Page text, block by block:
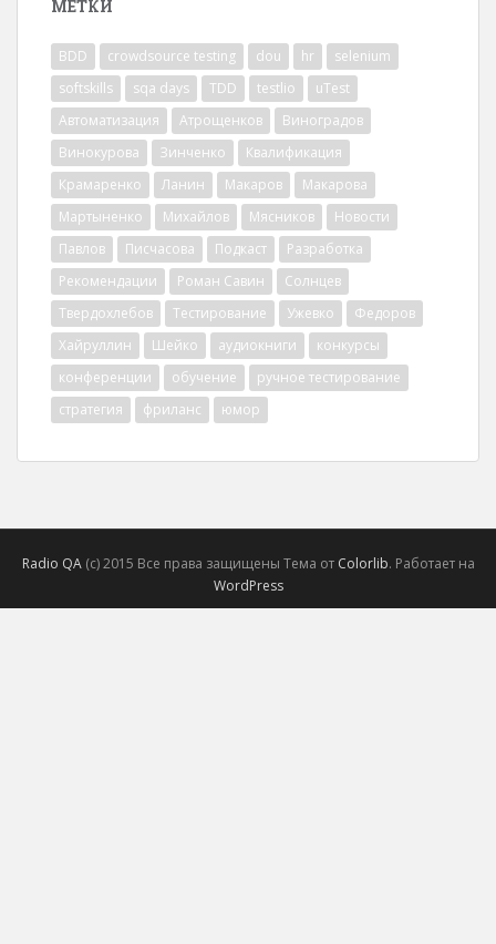
МЕТКИ
BDD crowdsource testing dou hr
selenium
softskills
sqa days TDD testlio
uTest
Автоматизация
Атрощенков
Виноградов
Винокурова
Зинченко
Квалификация
Крамаренко
Ланин Макаров
Макарова
Мартыненко
Михайлов Мясников
Новости
Павлов
Писчасова Подкаст
Разработка
Рекомендации
Роман Савин
Солнцев
Твердохлебов
Тестирование Ужевко
Федоров
Хайруллин
Шейко аудиокниги
конкурсы
конференции
обучение
ручное тестирование
стратегия
фриланс юмор
Radio QA(с) 2015 Все права защищены Тема от Colorlib. Работает на
WordPress